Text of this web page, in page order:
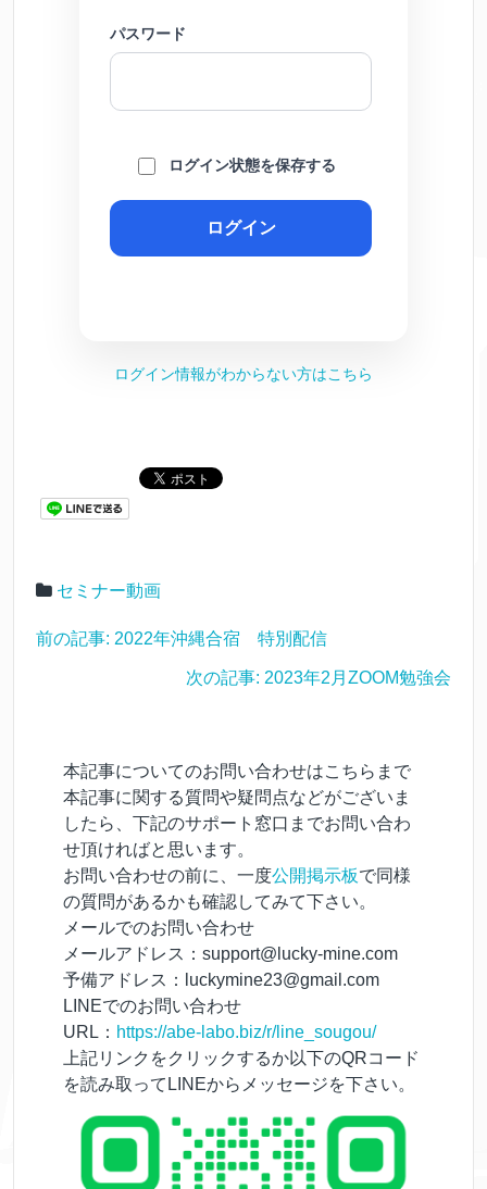
パスワード
ログイン状態を保存する
ログイン情報がわからない方はこちら
セミナー動画
前の記事: 2022年沖縄合宿 特別配信
次の記事: 2023年2月ZOOM勉強会
本記事についてのお問い合わせはこちらまで
本記事に関する質問や疑問点などがございま
したら、下記のサポート窓口までお問い合わ
せ頂ければと思います。
お問い合わせの前に、一度公開掲示板で同様
の質問があるかも確認してみて下さい。
メールでのお問い合わせ
メールアドレス：support@lucky-mine.com
予備アドレス：luckymine23@gmail.com
LINEでのお問い合わせ
URL： https://abe-labo.biz/r/line_sougou/
上記リンクをクリックするか以下のQRコード
を読み取ってLINEからメッセージを下さい。